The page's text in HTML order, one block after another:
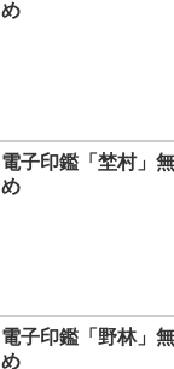
め
電子印鑑「埜村」
め
電子印鑑「野林」
め